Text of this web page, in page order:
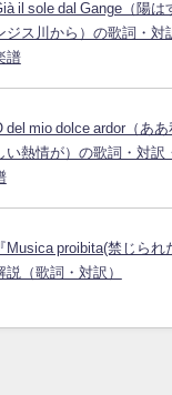
il sole dal Gange（陽は
ジス川から）の歌詞・対
譜
del mio dolce ardor（ああ
い熱情が）の歌詞・対訳
『Musica proibita(禁じられ
説（歌詞・対訳）